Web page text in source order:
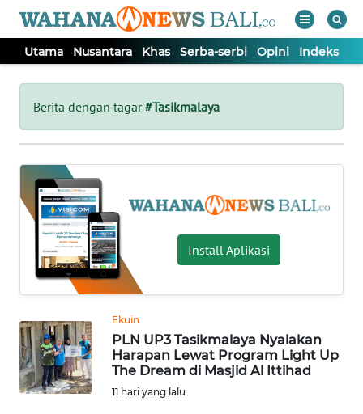
Utama Nusantara Khas Serba-serbi Opini Indeks
Berita dengan tagar#Tasikmalaya
Install Aplikasi
Ekuin
PLN UP3 Tasikmalaya Nyalakan
Harapan Lewat Program Light Up
The Dream di Masjid Al Ittihad
11 hari yang lalu
Tutup
UTAMA
NUSANTARA
KHAS
SERBA-
SERBI
OPINI
Informasi